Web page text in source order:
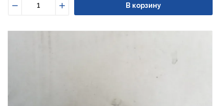
Увеличить
В корзину